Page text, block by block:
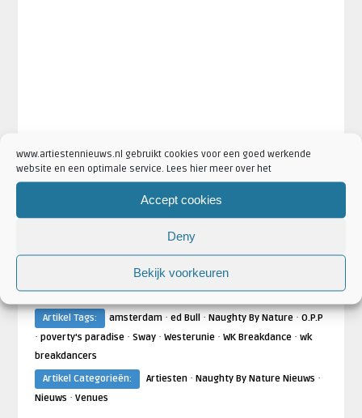
www.artiestennieuws.nl gebruikt cookies voor een goed werkende
website en een optimale service. Lees hier meer over het
Accept cookies
Deny
Bekijk voorkeuren
Artikel Tags: amsterdam · ed Bull · Naughty By Nature· O.P.P
· poverty's paradise· Sway· Westerunie· WK Breakdance· wk
breakdancers
Artikel Categorieën:
Artiesten· Naughty By Nature Nieuws ·
Nieuws · Venues